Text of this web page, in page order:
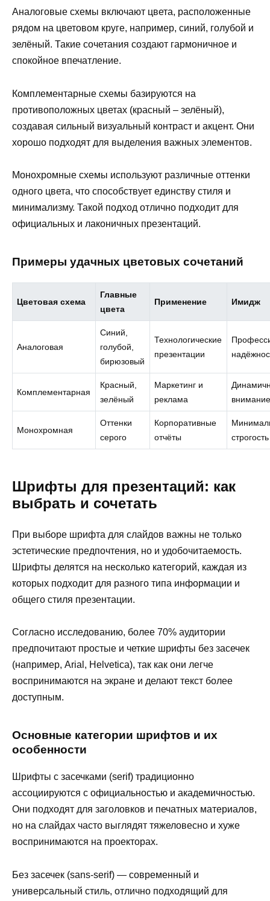
Аналоговые схемы включают цвета, расположенные
рядом на цветовом круге, например, синий, голубой и
зелёный. Такие сочетания создают гармоничное и
спокойное впечатление.
Комплементарные схемы базируются на
противоположных цветах (красный – зелёный),
создавая сильный визуальный контраст и акцент. Они
хорошо подходят для выделения важных элементов.
Монохромные схемы используют различные оттенки
одного цвета, что способствует единству стиля и
минимализму. Такой подход отлично подходит для
официальных и лаконичных презентаций.
Примеры удачных цветовых сочетаний
Цветовая схема
Главные
цвета
Применение Имидж
Аналоговая
Синий,
голубой,
бирюзовый
Технологические
презентации
Комплементарная
Красный,
зелёный
Маркетинг и
реклама
Монохромная
Оттенки
серого
Корпоративные
отчёты
строгость
Шрифты для презентаций: как
выбрать и сочетать
При выборе шрифта для слайдов важны не только
эстетические предпочтения, но и удобочитаемость.
Шрифты делятся на несколько категорий, каждая из
которых подходит для разного типа информации и
общего стиля презентации.
Согласно исследованию, более 70% аудитории
предпочитают простые и четкие шрифты без засечек
(например, Arial, Helvetica), так как они легче
воспринимаются на экране и делают текст более
доступным.
Основные категории шрифтов и их
особенности
Шрифты с засечками (serif) традиционно
ассоциируются с официальностью и академичностью.
Они подходят для заголовков и печатных материалов,
но на слайдах часто выглядят тяжеловесно и хуже
воспринимаются на проекторах.
Без засечек (sans-serif) — современный и
универсальный стиль, отлично подходящий для